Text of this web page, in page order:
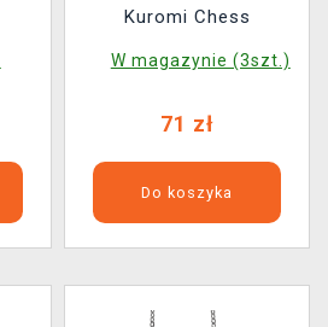
Kuromi Chess
W magazynie (3szt.)
71 zł
Do koszyka